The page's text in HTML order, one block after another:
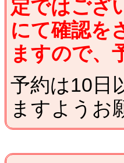
定ではござ
にて確認を
ますので、
予約は10日
ますようお